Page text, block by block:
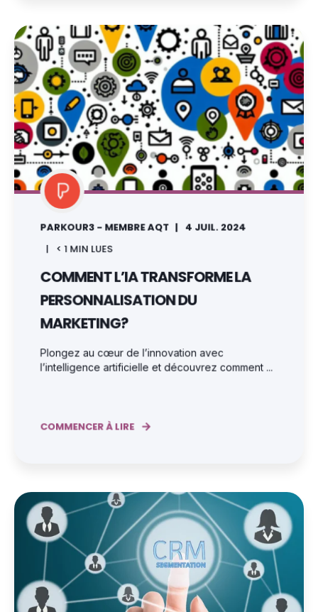
PARKOUR3 - MEMBRE AQT 4 JUIL. 2024
< 1 MIN LUES
COMMENT L’IA TRANSFORME LA
PERSONNALISATION DU
MARKETING?
Plongez au cœur de l’innovation avec
l’intelligence artificielle et découvrez comment ...
COMMENCER À LIRE